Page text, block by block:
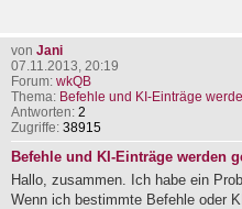
von Jani
07.11.2013, 20:19
Forum: wkQB
Thema: Befehle und KI-Einträge
Antworten: 2
Zugriffe: 38915
Befehle und KI-Einträge werden
Hallo, zusammen. Ich habe ein
Wenn ich bestimmte Befehle oder